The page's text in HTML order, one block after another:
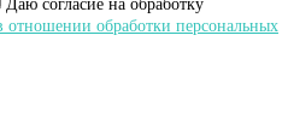
Даю согласие на обработку
отношении обработки персональных